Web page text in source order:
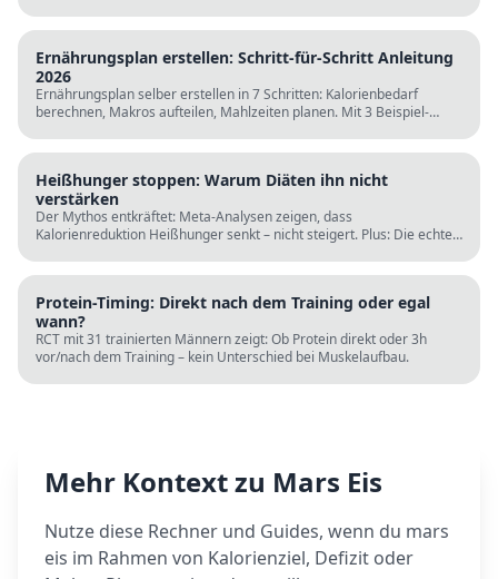
Ernährungsplan erstellen: Schritt-für-Schritt Anleitung
2026
Ernährungsplan selber erstellen in 7 Schritten: Kalorienbedarf
berechnen, Makros aufteilen, Mahlzeiten planen. Mit 3 Beispiel-
Heißhunger stoppen: Warum Diäten ihn nicht
verstärken
Der Mythos entkräftet: Meta-Analysen zeigen, dass
Kalorienreduktion Heißhunger senkt – nicht steigert. Plus: Die echten
Protein-Timing: Direkt nach dem Training oder egal
wann?
RCT mit 31 trainierten Männern zeigt: Ob Protein direkt oder 3h
vor/nach dem Training – kein Unterschied bei Muskelaufbau.
Mehr Kontext zu Mars Eis
Nutze diese Rechner und Guides, wenn du mars
eis im Rahmen von Kalorienziel, Defizit oder